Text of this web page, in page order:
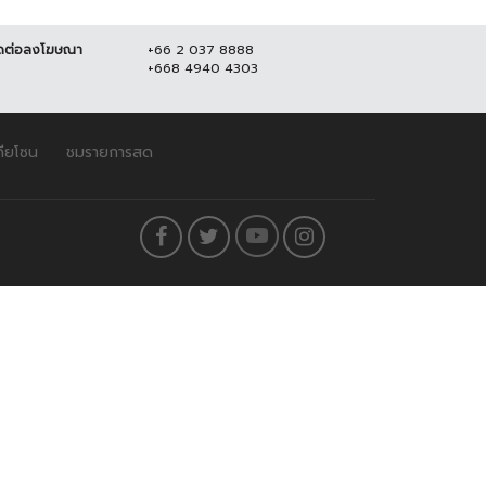
อลงโฆษณา
+66 2 037 8888
+668 4940 4303
ยโซน ชมรายการสด